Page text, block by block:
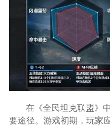
在《全民坦克联盟》
要途径。游戏初期，玩家